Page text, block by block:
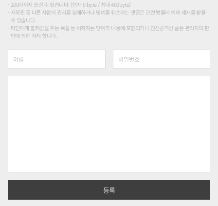
200자까지 쓰실 수 있습니다. (현재 0 byte / 최대 400byte)
저작권 등 다른 사람의 권리를 침해하거나 명예를 훼손하는 댓글은 관련 법률에 의해 제재를 받을
수 있습니다.
타인에게 불쾌감을 주는 욕설 등 비하하는 단어가 내용에 포함되거나 인신공격성 글은 관리자의 판
단에 의해 삭제 합니다.